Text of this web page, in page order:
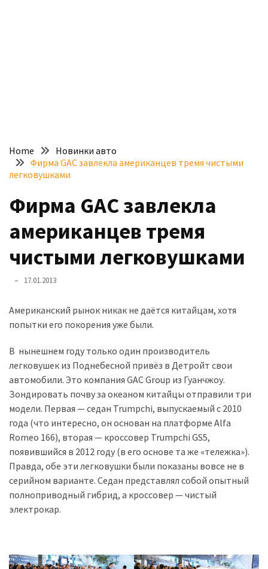
шукати
“як
злити
бензин”
Scania
найсучасніші
для
військових
Нова
Honda
Prelude:
гібридний
камбек
MOST
USED
CATEGORIES
Новинки
Історії
Home
Новинки авто
Фирма GAC завлекла американцев тремя чистыми
легковушками
Фирма GAC завлекла
американцев тремя
чистыми легковушками
17.01.2013
Американский рынок никак не даётся китайцам, хотя
попытки его покорения уже были.
В нынешнем году только один производитель
легковушек из Поднебесной привёз в Детройт свои
автомобили. Это компания GAC Group из Гуанчжоу.
Зондировать почву за океаном китайцы отправили три
модели. Первая — седан Trumpchi, выпускаемый с 2010
года (что интересно, он основан на платформе Alfa
Romeo 166), вторая — кроссовер Trumpchi GS5,
появившийся в 2012 году (в его основе та же «тележка»).
Правда, обе эти легковушки были показаны вовсе не в
серийном варианте. Седан представлял собой опытный
полноприводный гибрид, а кроссовер — чистый
электрокар.